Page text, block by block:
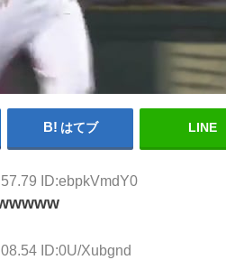
はてブ LINE
ID:ebpkVmdY0
ID:0U/Xubgnd